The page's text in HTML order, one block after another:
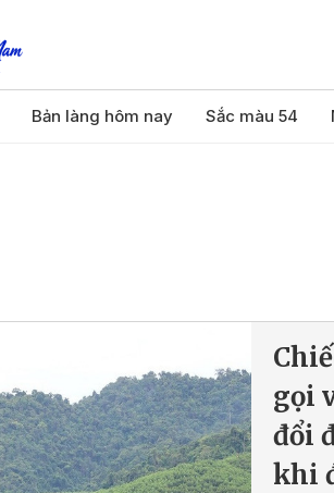
Bản làng hôm nay Sắc màu 54
gọi
đổi
khi